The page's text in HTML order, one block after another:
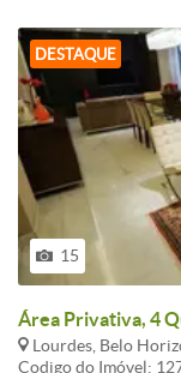
DESTAQUE
15
Área Privativa, 4
Lourdes, Belo
Codigo do Imóvel: